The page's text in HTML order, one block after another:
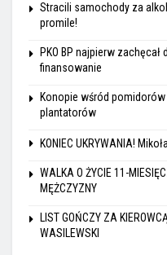
Stracili samochody za
promile!
PKO BP najpierw
finansowanie
Konopie wśród
plantatorów
KONIEC UKRYWANIA!
WALKA O ŻYCIE 11-
MĘŻCZYZNY
LIST GOŃCZY ZA
WASILEWSKI